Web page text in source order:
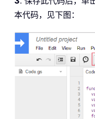
本代码，见下图：